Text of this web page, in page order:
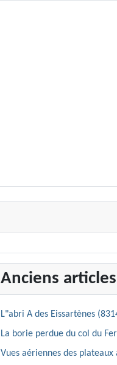
Anciens articles
L"abri A des Eissartènes
La borie perdue du col du
Vues aériennes des